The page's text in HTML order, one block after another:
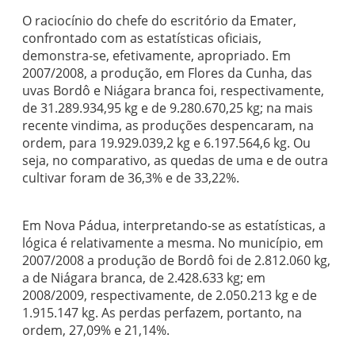
O raciocínio do chefe do escritório da Emater,
confrontado com as estatísticas oficiais,
demonstra-se, efetivamente, apropriado. Em
2007/2008, a produção, em Flores da Cunha, das
uvas Bordô e Niágara branca foi, respectivamente,
de 31.289.934,95 kg e de 9.280.670,25 kg; na mais
recente vindima, as produções despencaram, na
ordem, para 19.929.039,2 kg e 6.197.564,6 kg. Ou
seja, no comparativo, as quedas de uma e de outra
cultivar foram de 36,3% e de 33,22%.
Em Nova Pádua, interpretando-se as estatísticas, a
lógica é relativamente a mesma. No município, em
2007/2008 a produção de Bordô foi de 2.812.060 kg,
a de Niágara branca, de 2.428.633 kg; em
2008/2009, respectivamente, de 2.050.213 kg e de
1.915.147 kg. As perdas perfazem, portanto, na
ordem, 27,09% e 21,14%.